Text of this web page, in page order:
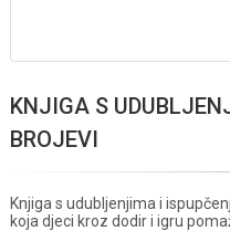
KNJIGA S
BROJEVI
Knjiga s udubljenjima i
koja djeci kroz dodir i igru